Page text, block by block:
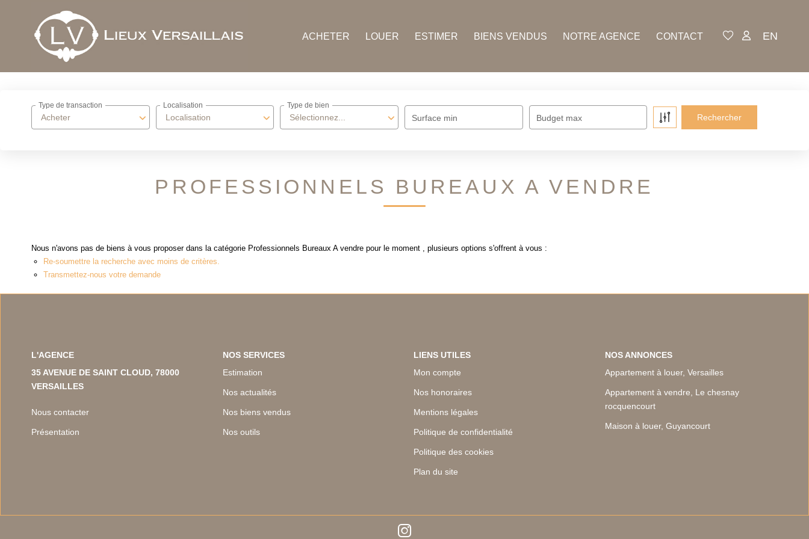
ACHETER LOUER ESTIMER BIENS VENDUS NOTRE AGENCE CONTACT EN
Acheter
Type de transaction
Localisation
Localisation
Sélectionnez...
Type de bien
Surface min Budget max
PROFESSIONNELS BUREAUX A VENDRE
Nous n'avons pas de biens à vous proposer dans la catégorie Professionnels Bureaux A vendre pour le moment , plusieurs options s'offrent à vous :
Re-soumettre la recherche avec moins de critères.
Transmettez-nous votre demande
L'AGENCE
35 AVENUE DE SAINT CLOUD, 78000
VERSAILLES
Nous contacter
Présentation
NOS SERVICES
Estimation
Nos actualités
Nos biens vendus
Nos outils
LIENS UTILES
Mon compte
Nos honoraires
Mentions légales
Politique de confidentialité
Politique des cookies
Plan du site
NOS ANNONCES
Appartement à louer, Versailles
Appartement à vendre, Le chesnay
rocquencourt
Maison à louer, Guyancourt